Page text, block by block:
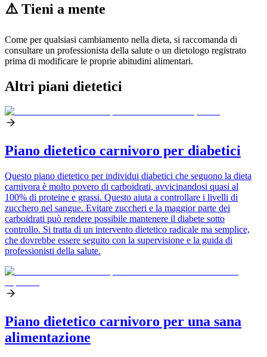
⚠️ Tieni a mente
Come per qualsiasi cambiamento nella dieta, si raccomanda di
consultare un professionista della salute o un dietologo registrato
prima di modificare le proprie abitudini alimentari.
Altri piani dietetici
Piano dietetico carnivoro per diabetici
Questo piano dietetico per individui diabetici che seguono la dieta
carnivora è molto povero di carboidrati, avvicinandosi quasi al
100% di proteine e grassi. Questo aiuta a controllare i livelli di
zucchero nel sangue. Evitare zuccheri e la maggior parte dei
carboidrati può rendere possibile mantenere il diabete sotto
controllo. Si tratta di un intervento dietetico radicale ma semplice,
che dovrebbe essere seguito con la supervisione e la guida di
professionisti della salute.
Piano dietetico carnivoro per una sana
alimentazione